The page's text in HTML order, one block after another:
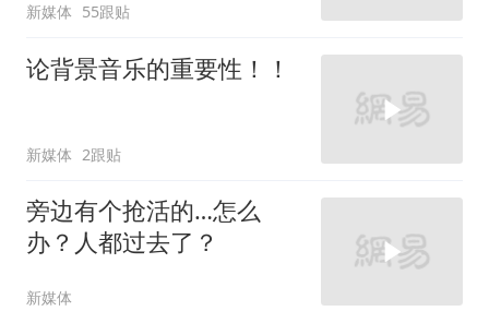
新媒体 55跟贴
论背景音乐的重要性！！
新媒体 2跟贴
旁边有个抢活的…怎么
办？人都过去了？
新媒体